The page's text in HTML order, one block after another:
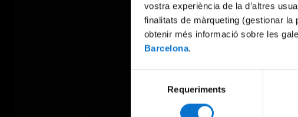
vostra experiència de la d’altres
finalitats de màrqueting (gestionar la
obtenir més informació sobre les
Barcelona.
Requeriments